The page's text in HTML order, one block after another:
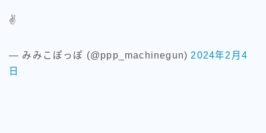
✌️
— みみこぽっぽ (@ppp_machinegun) 2024年2月4
日